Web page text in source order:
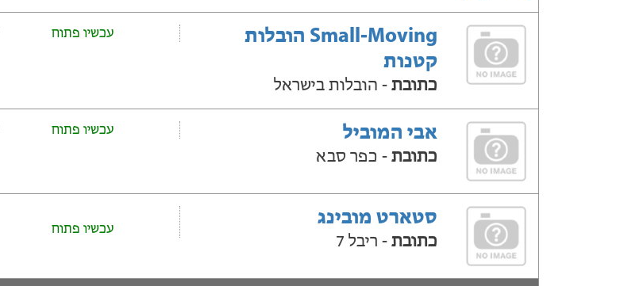
Small-Moving הובלות
קטנות
כתובת - הובלות בישראל
עכשיו פתוח
אבי המוביל
כתובת - כפר סבא
עכשיו פתוח
סטארט מובינג
כתובת - ריבל 7
עכשיו פתוח